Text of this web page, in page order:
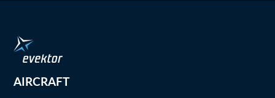
AIRCRAFT